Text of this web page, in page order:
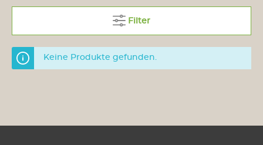
Filter
Keine Produkte gefunden.